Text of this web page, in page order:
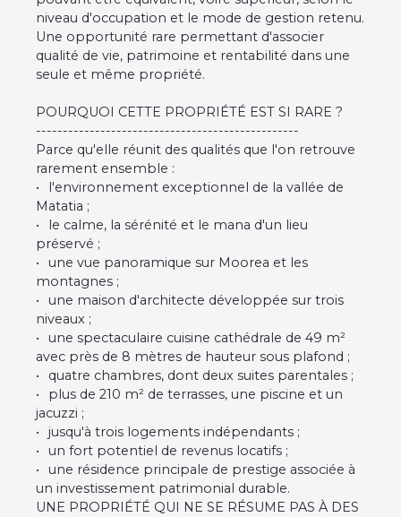
niveau d'occupation et le mode de gestion retenu.
Une opportunité rare permettant d'associer
qualité de vie, patrimoine et rentabilité dans une
seule et même propriété.
POURQUOI CETTE PROPRIÉTÉ EST SI RARE ?
-------------------------------------------------
Parce qu'elle réunit des qualités que l'on retrouve
rarement ensemble :
l'environnement exceptionnel de la vallée de
Matatia ;
le calme, la sérénité et le mana d'un lieu
préservé ;
une vue panoramique sur Moorea et les
montagnes ;
une maison d'architecte développée sur trois
niveaux ;
une spectaculaire cuisine cathédrale de 49 m²
avec près de 8 mètres de hauteur sous plafond ;
quatre chambres, dont deux suites parentales ;
plus de 210 m² de terrasses, une piscine et un
jacuzzi ;
jusqu'à trois logements indépendants ;
un fort potentiel de revenus locatifs ;
une résidence principale de prestige associée à
un investissement patrimonial durable.
UNE PROPRIÉTÉ QUI NE SE RÉSUME PAS À DES